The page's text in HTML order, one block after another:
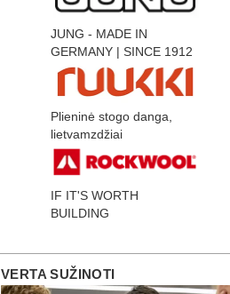
JUNG - MADE IN
GERMANY | SINCE 1912
Plieninė stogo danga,
lietvamzdžiai
IF IT'S WORTH
BUILDING
VERTA SUŽINOTI